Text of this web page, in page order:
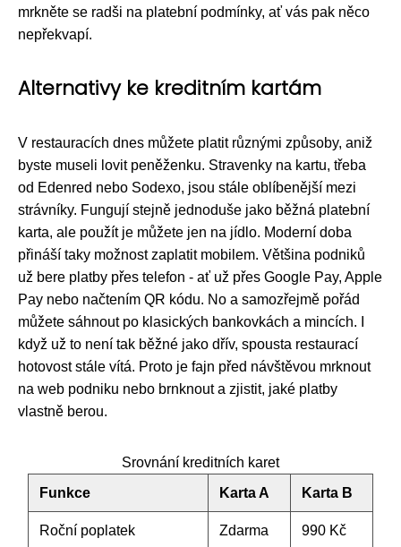
mrkněte se radši na platební podmínky, ať vás pak něco
nepřekvapí.
Alternativy ke kreditním kartám
V restauracích dnes můžete platit různými způsoby, aniž
byste museli lovit peněženku. Stravenky na kartu, třeba
od Edenred nebo Sodexo, jsou stále oblíbenější mezi
strávníky. Fungují stejně jednoduše jako běžná platební
karta, ale použít je můžete jen na jídlo. Moderní doba
přináší taky možnost zaplatit mobilem. Většina podniků
už bere platby přes telefon - ať už přes Google Pay, Apple
Pay nebo načtením QR kódu. No a samozřejmě pořád
můžete sáhnout po klasických bankovkách a mincích. I
když už to není tak běžné jako dřív, spousta restaurací
hotovost stále vítá. Proto je fajn před návštěvou mrknout
na web podniku nebo brnknout a zjistit, jaké platby
vlastně berou.
Srovnání kreditních karet
Funkce
Karta A Karta B
Roční poplatek Zdarma 990 Kč